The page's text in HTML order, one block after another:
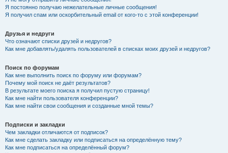
Я постоянно получаю нежелательные личные сообщения!
Я получил спам или оскорбительный email от кого-то с этой конференции!
Друзья и недруги
Что означают списки друзей и недругов?
Как мне добавлять/удалять пользователей в списках моих друзей и недругов?
Поиск по форумам
Как мне выполнить поиск по форуму или форумам?
Почему мой поиск не даёт результатов?
В результате моего поиска я получил пустую страницу!
Как мне найти пользователя конференции?
Как мне найти свои сообщения и созданные мной темы?
Подписки и закладки
Чем закладки отличаются от подписок?
Как мне сделать закладку или подписаться на определённую тему?
Как мне подписаться на определённый форум?